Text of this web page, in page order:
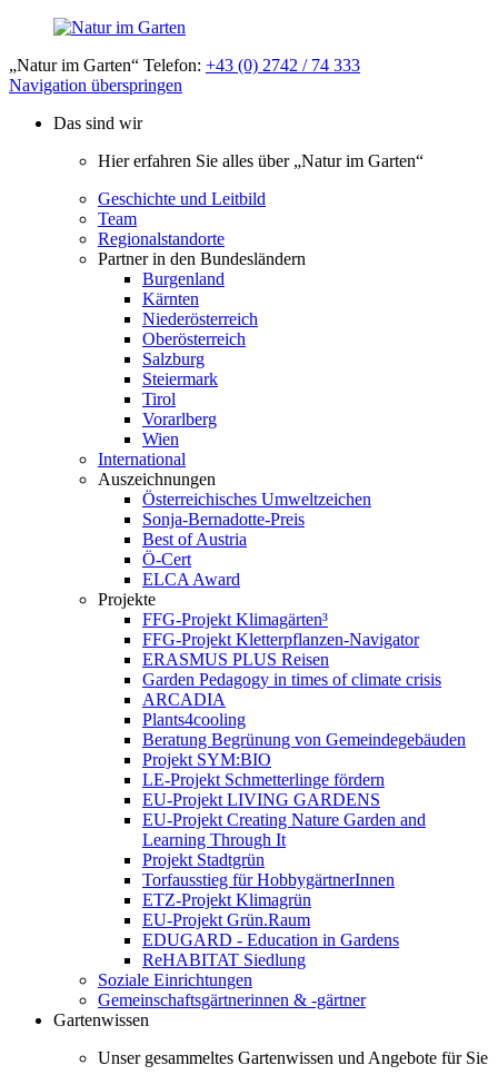
„Natur im Garten“ Telefon: +43 (0) 2742 / 74 333
Navigation überspringen
Das sind wir
Hier erfahren Sie alles über „Natur im Garten“
Geschichte und Leitbild
Team
Regionalstandorte
Partner in den Bundesländern
Burgenland
Kärnten
Niederösterreich
Oberösterreich
Salzburg
Steiermark
Tirol
Vorarlberg
Wien
International
Auszeichnungen
Österreichisches Umweltzeichen
Sonja-Bernadotte-Preis
Best of Austria
Ö-Cert
ELCA Award
Projekte
FFG-Projekt Klimagärten³
FFG-Projekt Kletterpflanzen-Navigator
ERASMUS PLUS Reisen
Garden Pedagogy in times of climate crisis
ARCADIA
Plants4cooling
Beratung Begrünung von Gemeindegebäuden
Projekt SYM:BIO
LE-Projekt Schmetterlinge fördern
EU-Projekt LIVING GARDENS
EU-Projekt Creating Nature Garden and
Learning Through It
Projekt Stadtgrün
Torfausstieg für HobbygärtnerInnen
ETZ-Projekt Klimagrün
EU-Projekt Grün.Raum
EDUGARD - Education in Gardens
ReHABITAT Siedlung
Soziale Einrichtungen
Gemeinschaftsgärtnerinnen & -gärtner
Gartenwissen
Unser gesammeltes Gartenwissen und Angebote für Sie